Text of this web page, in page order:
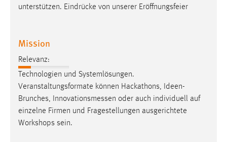
unterstützen. Eindrücke von unserer Eröffnungsfeier
Mission
Relevanz:
Technologien und Systemlösungen.
Veranstaltungsformate können Hackathons, Ideen-
Brunches,
Innovationsmessen oder auch individuell auf
einzelne Firmen und Fragestellungen ausgerichtete
Workshops sein.